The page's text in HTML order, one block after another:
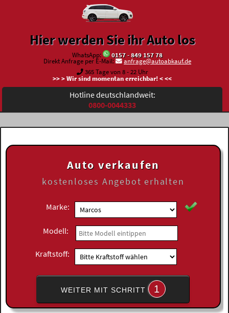
Hier werden Sie ihr Auto los
WhatsApp:
0157 - 849 157 78
Direkt Anfrage per E-Mail:
anfrage@autoabkauf.de
365 Tage von 8 - 22 Uhr
>> > Wir sind momentan erreichbar! < <<
Hotline deutschlandweit:
0800-0044333
Auto verkaufen
kostenloses Angebot erhalten
Marke:
Modell:
Kraftstoff:
WEITER MIT SCHRITT 1